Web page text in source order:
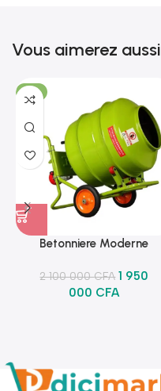
Vous aimerez aussi
-7%
Betonniere Moderne
2 100 000CFA 1 950
000 CFA